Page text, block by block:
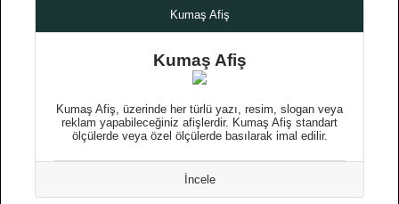
Kumaş Afiş
Kumaş Afiş
Kumaş Afiş, üzerinde her türlü yazı, resim, slogan veya
reklam yapabileceğiniz afişlerdir. Kumaş Afiş standart
ölçülerde veya özel ölçülerde basılarak imal edilir.
İncele